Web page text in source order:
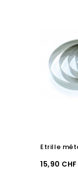
Etrille
Prix
15,90 CHF